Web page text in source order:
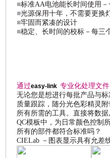
■标准AA电池能长时间使用
■光源保用十年，不需要更换
■牢固而紧凑的设计
■稳定、长时间的校标－每三
通过easy-link 专业化处理文件
无论您是想进行每批产品与
质量跟踪，随分光色彩精灵
所有所需的工具。直接将数
QC模板中，为日常颜色控制
所有的部件都符合标准吗？
CIELab－图表显示具有允差